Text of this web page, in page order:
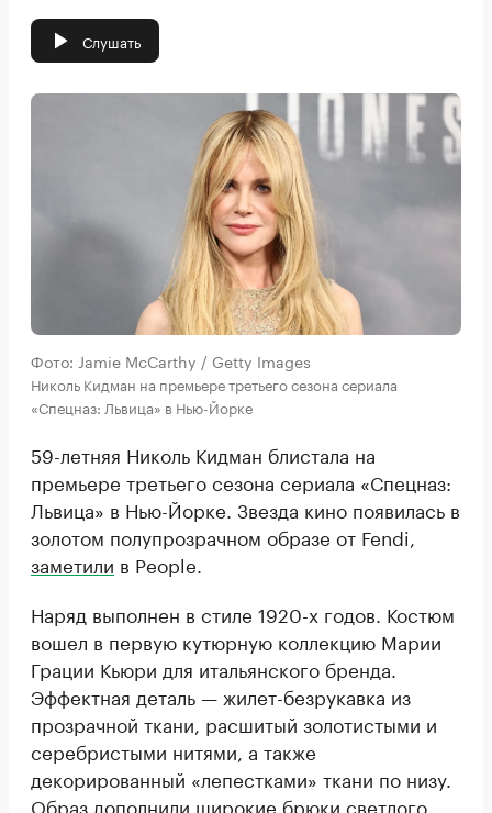
Слушать
Фото: Jamie McCarthy / Getty Images
Николь Кидман на премьере третьего сезона сериала
«Спецназ: Львица» в Нью-Йорке
59-летняя Николь Кидман блистала на
премьере третьего сезона сериала «Спецназ:
Львица» в Нью-Йорке. Звезда кино появилась в
золотом полупрозрачном образе от Fendi,
заметили в People.
Наряд выполнен в стиле 1920-х годов. Костюм
вошел в первую кутюрную коллекцию Марии
Грации Кьюри для итальянского бренда.
Эффектная деталь — жилет-безрукавка из
прозрачной ткани, расшитый золотистыми и
серебристыми нитями, а также
декорированный «лепестками» ткани по низу.
Образ дополнили широкие брюки светлого